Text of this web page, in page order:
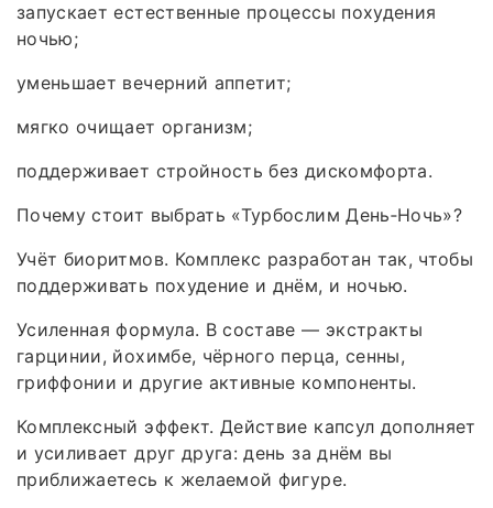
запускает естественные процессы похудения
ночью;
уменьшает вечерний аппетит;
мягко очищает организм;
поддерживает стройность без дискомфорта.
Почему стоит выбрать «Турбослим День‑Ночь»?
Учёт биоритмов. Комплекс разработан так, чтобы
поддерживать похудение и днём, и ночью.
Усиленная формула. В составе — экстракты
гарцинии, йохимбе, чёрного перца, сенны,
гриффонии и другие активные компоненты.
Комплексный эффект. Действие капсул дополняет
и усиливает друг друга: день за днём вы
приближаетесь к желаемой фигуре.